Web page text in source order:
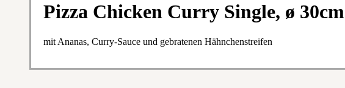
Pizza Chicken Curry Single, ø 30cm
mit Ananas, Curry-Sauce und gebratenen Hähnchenstreifen